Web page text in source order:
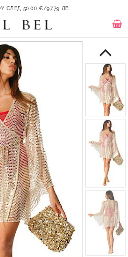
СЛЕД 50.00 €/97.79 ЛВ.